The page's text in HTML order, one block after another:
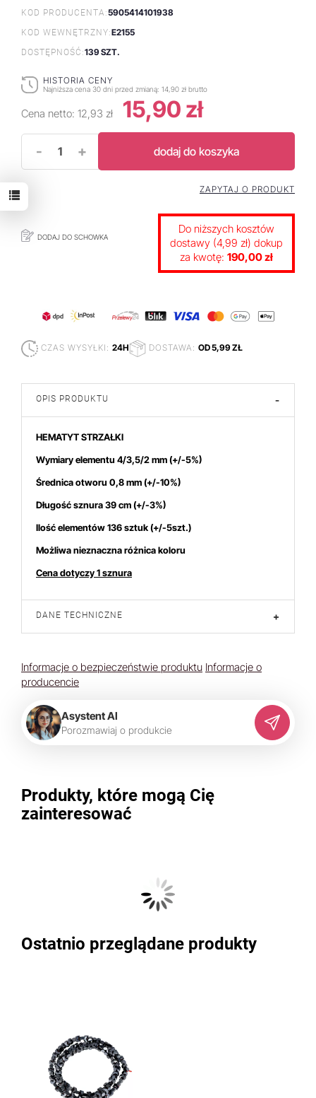
KOD PRODUCENTA:5905414101938
KOD WEWNĘTRZNY:E2155
DOSTĘPNOŚĆ:139 SZT.
HISTORIA CENY
Najniższa cena 30 dni przed zmianą: 14,90 zł brutto
Cena netto: 12,93 zł 15,90 zł
- + dodaj do koszyka
DODAJ DO SCHOWKA
ZAPYTAJ O PRODUKT
Do niższych kosztów
dostawy (4,99 zł) dokup
za kwotę: 190,00 zł
CZAS WYSYŁKI: 24H DOSTAWA: OD 5,99 ZŁ
OPIS PRODUKTU -
HEMATYT STRZAŁKI
Wymiary elementu 4/3,5/2 mm (+/-5%)
Średnica otworu 0,8 mm (+/-10%)
Długość sznura 39 cm (+/-3%)
Ilość elementów 136 sztuk (+/-5szt.)
Możliwa nieznaczna różnica koloru
Cena dotyczy 1 sznura
DANE TECHNICZNE +
Informacje o bezpieczeństwie produktu Informacje o
producencie
Asystent AI
Porozmawiaj o produkcie
Produkty, które mogą Cię
zainteresować
Ostatnio przeglądane produkty
interesuje się5 osób.